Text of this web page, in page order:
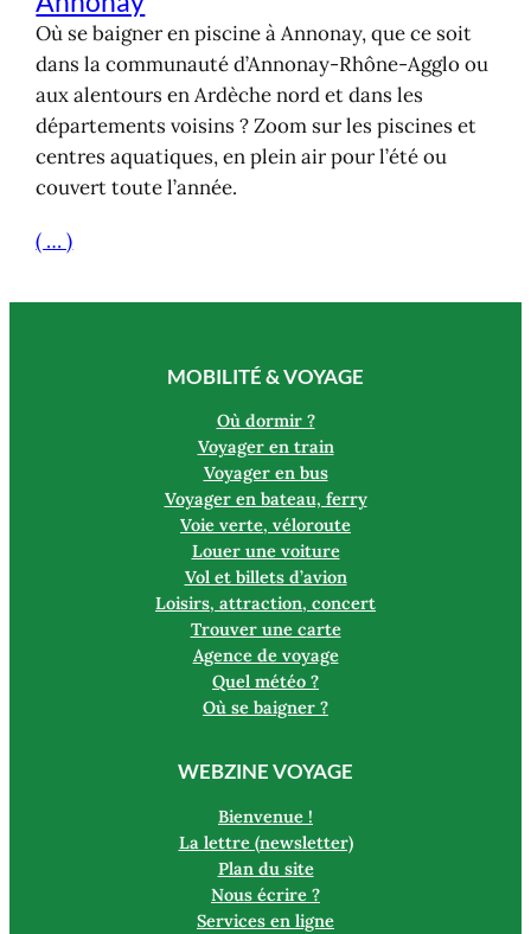
Où se baigner en piscine à Annonay, que ce soit
dans la communauté d’Annonay-Rhône-Agglo ou
aux alentours en Ardèche nord et dans les
départements voisins ? Zoom sur les piscines et
centres aquatiques, en plein air pour l’été ou
couvert toute l’année.
( … )
MOBILITÉ & VOYAGE
Où dormir ?
Voyager en train
Voyager en bus
Voyager en bateau, ferry
Voie verte, véloroute
Louer une voiture
Vol et billets d’avion
Loisirs, attraction, concert
Trouver une carte
Agence de voyage
Quel météo ?
Où se baigner ?
WEBZINE VOYAGE
Bienvenue !
La lettre (newsletter)
Plan du site
Nous écrire ?
Services en ligne